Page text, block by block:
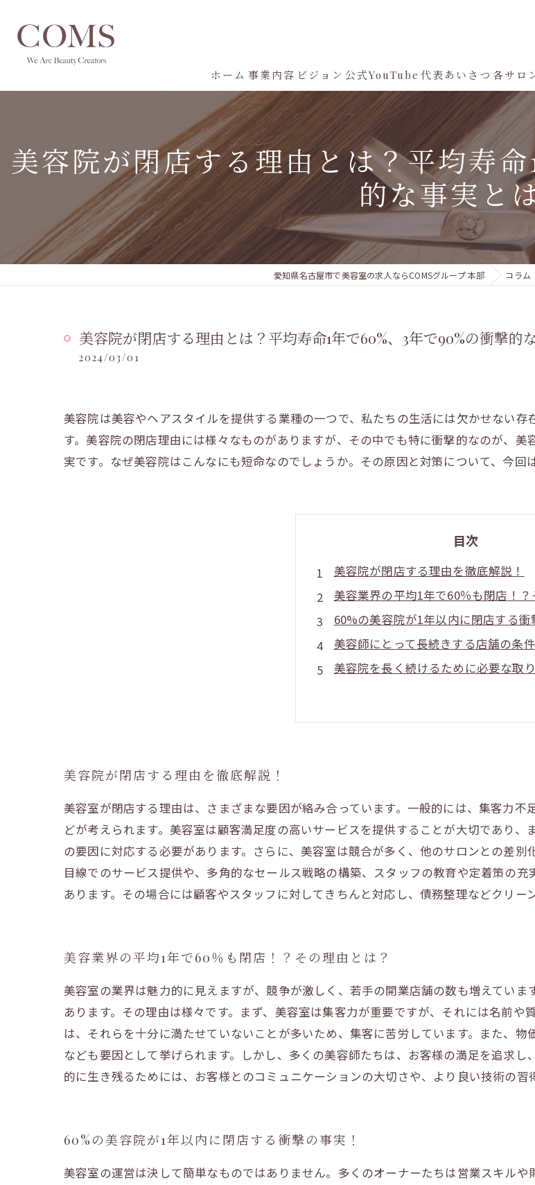
ホーム 事業内容 ビジョン 公式YouTube 代表あいさつ 各サロ
Aman
×８
Rue
THE
美容院が閉店する理由とは？平均寿
的な事実と
愛知県名古屋市で美容室の求人ならCOMSグループ 本部 コラム
美容院が閉店する理由とは？平均寿命1年で60%、3年で90%の衝撃的
2024/03/01
美容院は美容やヘアスタイルを提供する業種の一つで、私たちの生活には欠かせない
す。美容院の閉店理由には様々なものがありますが、その中でも特に衝撃的なのが、
実です。なぜ美容院はこんなにも短命なのでしょうか。その原因と対策について、今回
目次
美容院が閉店する理由を徹底解説！
美容業界の平均1年で60％も閉店！？
60%の美容院が1年以内に閉店する衝
美容師にとって長続きする店舗の条
美容院を長く続けるために必要な取
美容院が閉店する理由を徹底解説！
美容室が閉店する理由は、さまざまな要因が絡み合っています。一般的には、集客力
どが考えられます。美容室は顧客満足度の高いサービスを提供することが大切であり
の要因に対応する必要があります。さらに、美容室は競合が多く、他のサロンとの差
目線でのサービス提供や、多角的なセールス戦略の構築、スタッフの教育や定着策の
あります。その場合には顧客やスタッフに対してきちんと対応し、債務整理などクリー
美容業界の平均1年で60％も閉店！？その理由とは？
美容室の業界は魅力的に見えますが、競争が激しく、若手の開業店舗の数も増えてい
あります。その理由は様々です。まず、美容室は集客力が重要ですが、それには名前
は、それらを十分に満たせていないことが多いため、集客に苦労しています。また、
なども要因として挙げられます。しかし、多くの美容師たちは、お客様の満足を追求
的に生き残るためには、お客様とのコミュニケーションの大切さや、より良い技術の習
60%の美容院が1年以内に閉店する衝撃の事実！
美容室の運営は決して簡単なものではありません。多くのオーナーたちは営業スキル